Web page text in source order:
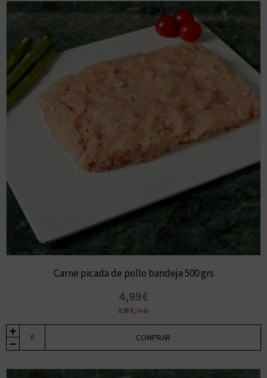
Carne picada de pollo bandeja 500 grs
4,99€
9,98 € / kilo
COMPRAR